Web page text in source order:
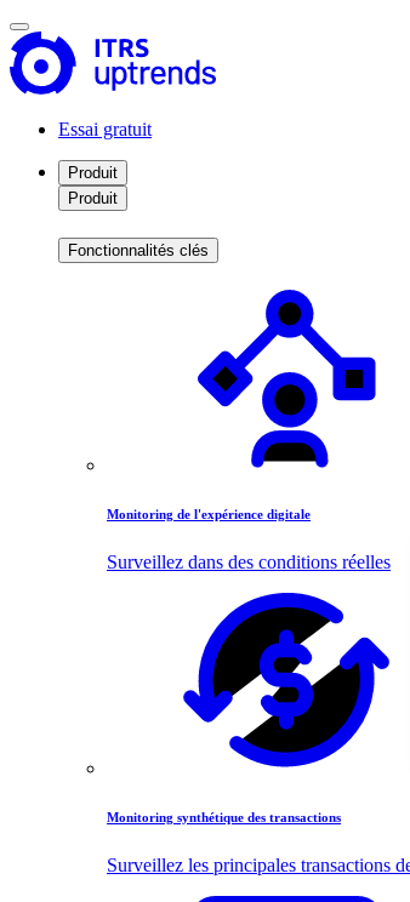
Essai gratuit
Produit
Produit
Fonctionnalités clés
Monitoring de l'expérience digitale
Surveillez dans des conditions réelles
Monitoring synthétique des transactions
Surveillez les principales transactions